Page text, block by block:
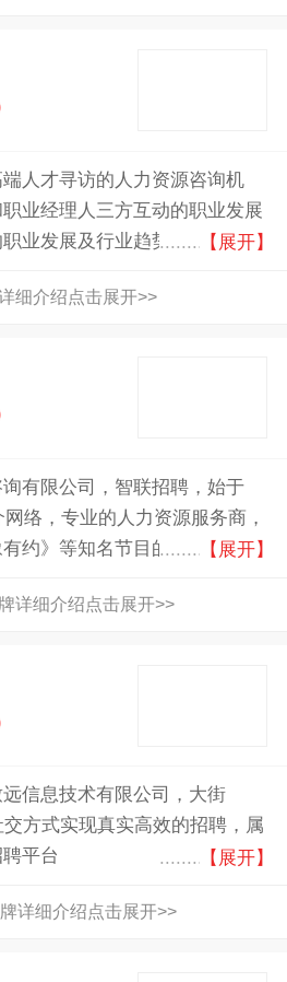
人才寻访的人力资源咨询机
业经理人三方互动的职业发展
业发展及行业趋势咨询服务
【展开】
细介绍点击展开>>
有限公司，智联招聘，始于
络，专业的人力资源服务商，
有约》等知名节目的合作伙伴
【展开】
详细介绍点击展开>>
信息技术有限公司，大街
方式实现真实高效的招聘，属
平台
【展开】
详细介绍点击展开>>